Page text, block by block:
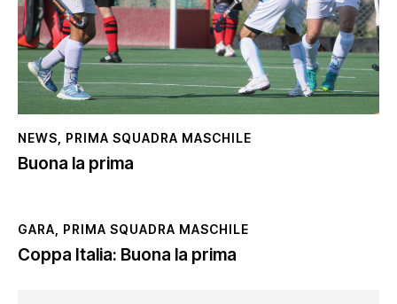
NEWS PRIMA SQUADRA MASCHILE
Buona la prima
GARA PRIMA SQUADRA MASCHILE
Coppa Italia: Buona la prima